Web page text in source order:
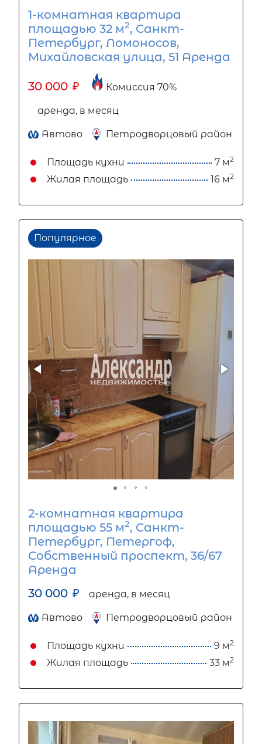
1-комнатная квартира
площадью 32 м2, Санкт-
Петербург, Ломоносов,
Михайловская улица, 51 Аренда
30 000 ₽ Комиссия 70%
аренда, в месяц
Автово Петродворцовый район
Площадь кухни 7 м2
Жилая площадь 16 м2
Популярное
2-комнатная квартира
площадью 55 м2, Санкт-
Петербург, Петергоф,
Собственный проспект, 36/67
Аренда
30 000 ₽ аренда, в месяц
Автово Петродворцовый район
Площадь кухни 9 м2
Жилая площадь 33 м2